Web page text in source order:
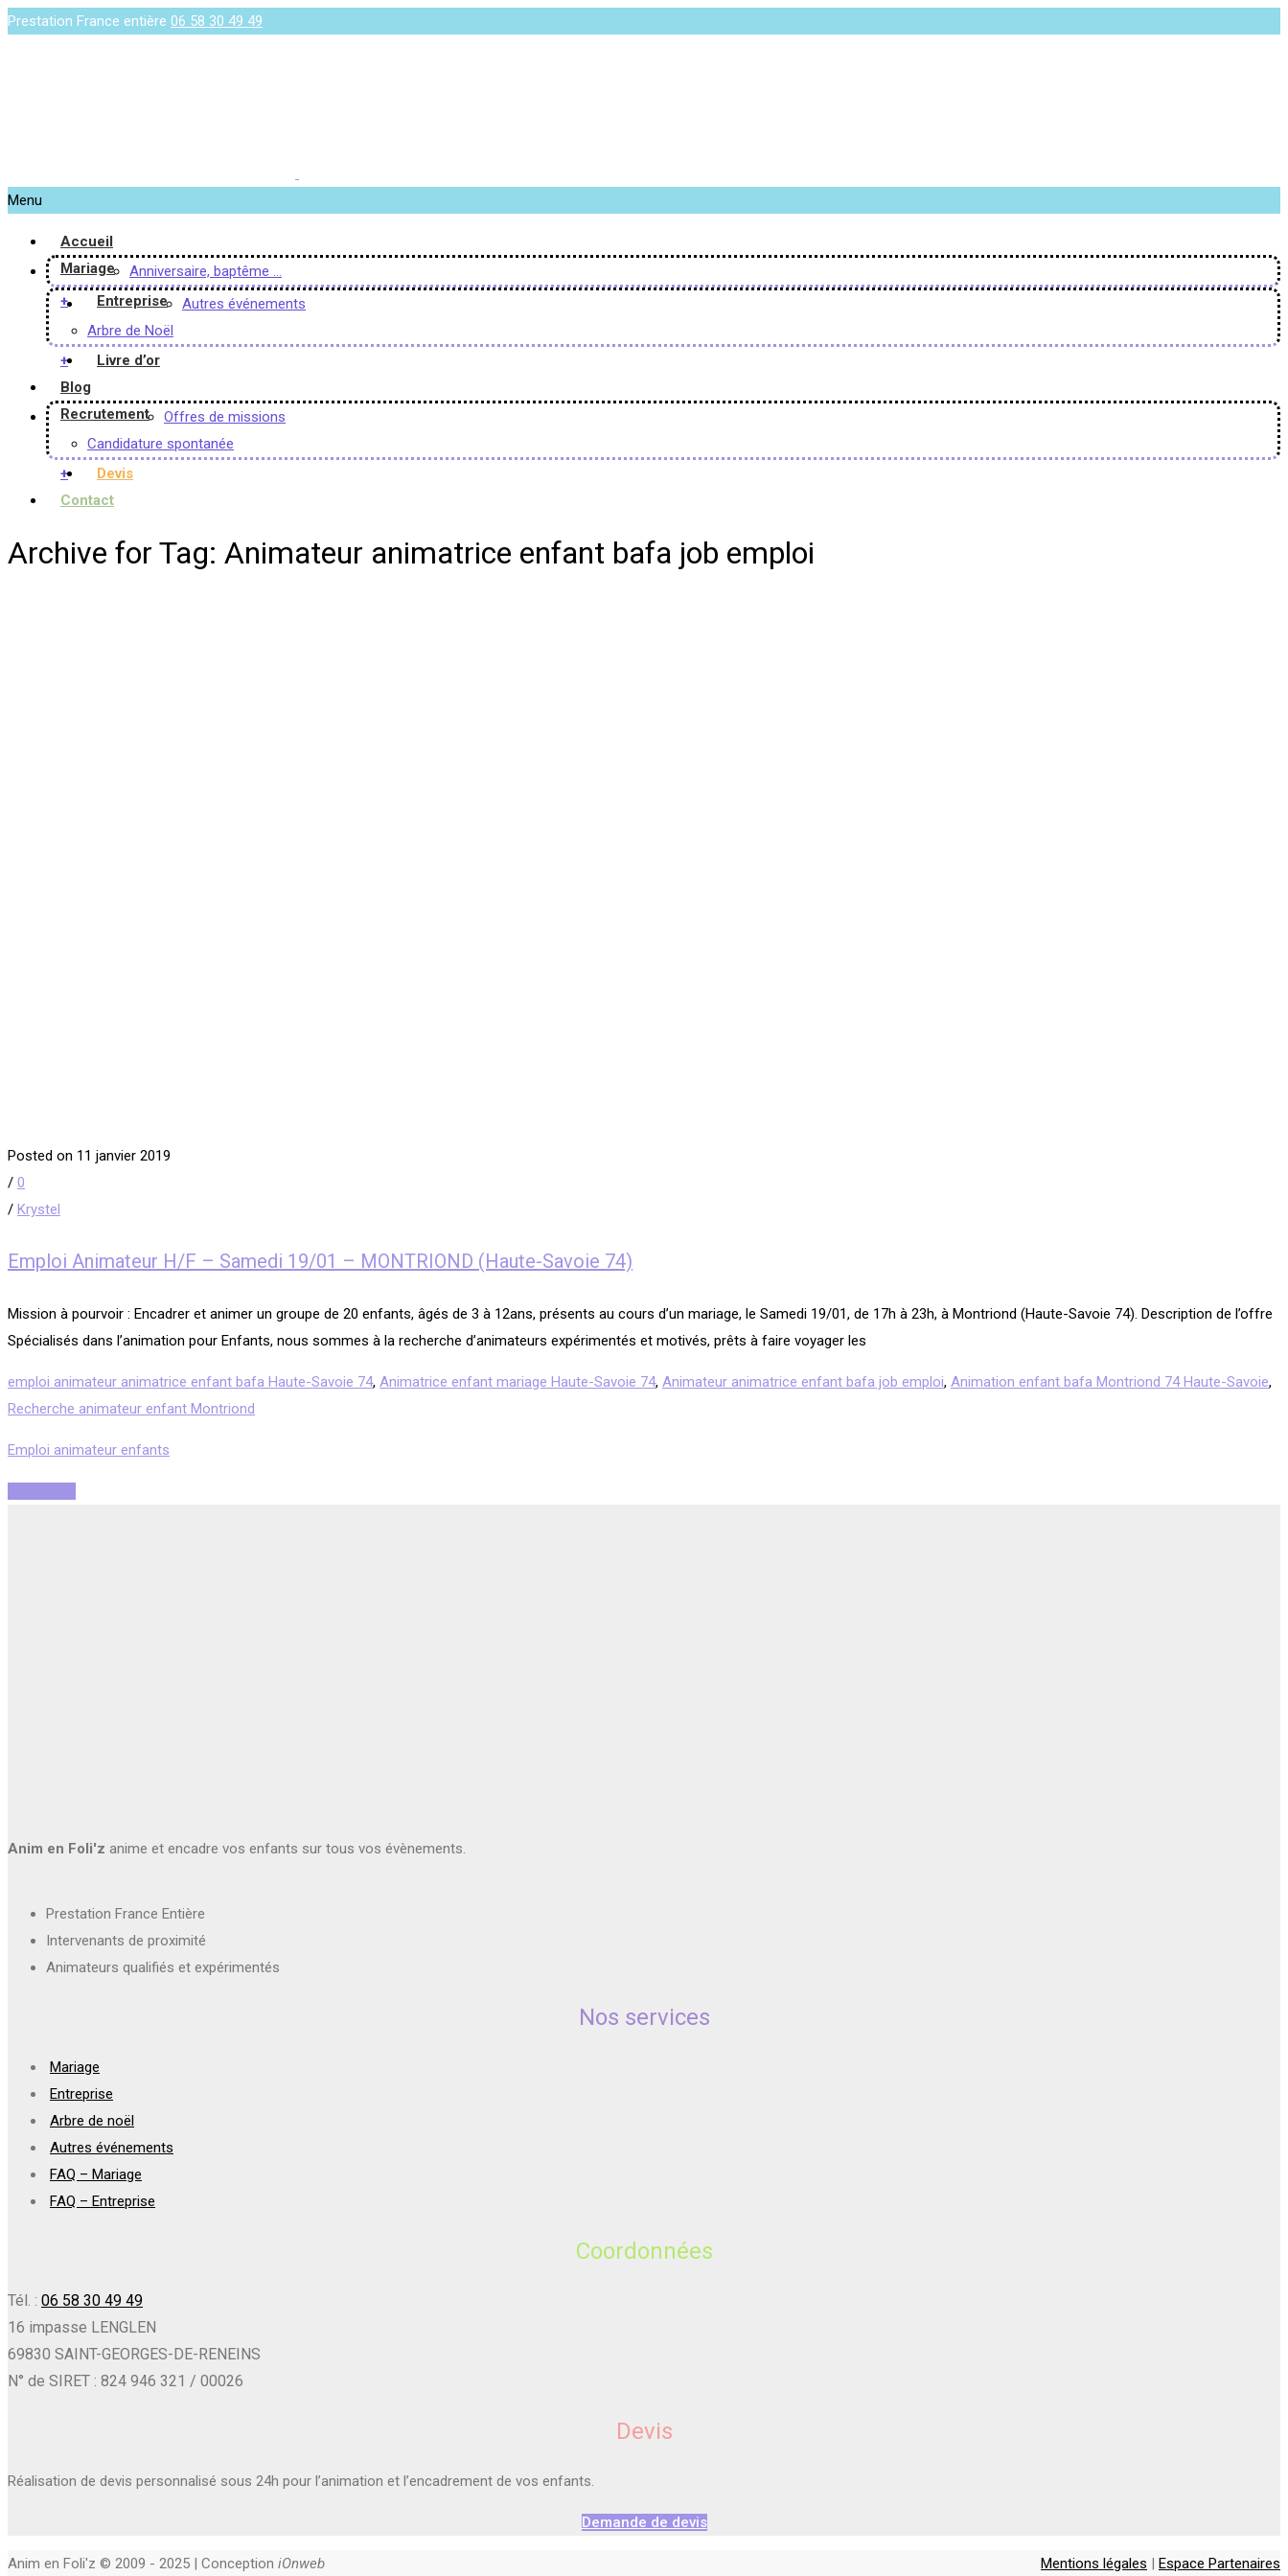
Prestation France entière 06 58 30 49 49
Menu
Accueil
Mariage
Anniversaire, baptême …
+
Entreprise
Autres événements
Arbre de Noël
+
Livre d’or
Blog
Recrutement
Offres de missions
Candidature spontanée
+
Devis
Contact
Archive for Tag: Animateur animatrice enfant bafa job emploi
Posted on 11 janvier 2019
/ 0
/ Krystel
Emploi Animateur H/F – Samedi 19/01 – MONTRIOND (Haute-Savoie 74)
Mission à pourvoir : Encadrer et animer un groupe de 20 enfants, âgés de 3 à 12ans, présents au cours d’un mariage, le Samedi 19/01, de 17h à 23h, à Montriond (Haute-Savoie 74). Description de l’offre
Spécialisés dans l’animation pour Enfants, nous sommes à la recherche d’animateurs expérimentés et motivés, prêts à faire voyager les
emploi animateur animatrice enfant bafa Haute-Savoie 74, Animatrice enfant mariage Haute-Savoie 74, Animateur animatrice enfant bafa job emploi, Animation enfant bafa Montriond 74 Haute-Savoie,
Recherche animateur enfant Montriond
Emploi animateur enfants
Anim en Foli'z anime et encadre vos enfants sur tous vos évènements.
Prestation France Entière
Intervenants de proximité
Animateurs qualifiés et expérimentés
Nos services
Mariage
Entreprise
Arbre de noël
Autres événements
FAQ – Mariage
FAQ – Entreprise
Coordonnées
Tél. : 06 58 30 49 49
16 impasse LENGLEN
69830 SAINT-GEORGES-DE-RENEINS
N° de SIRET : 824 946 321 / 00026
Devis
Réalisation de devis personnalisé sous 24h pour l’animation et l’encadrement de vos enfants.
Demande de devis
Anim en Foli'z © 2009 - 2025 | Conception iOnweb Mentions légales | Espace Partenaires